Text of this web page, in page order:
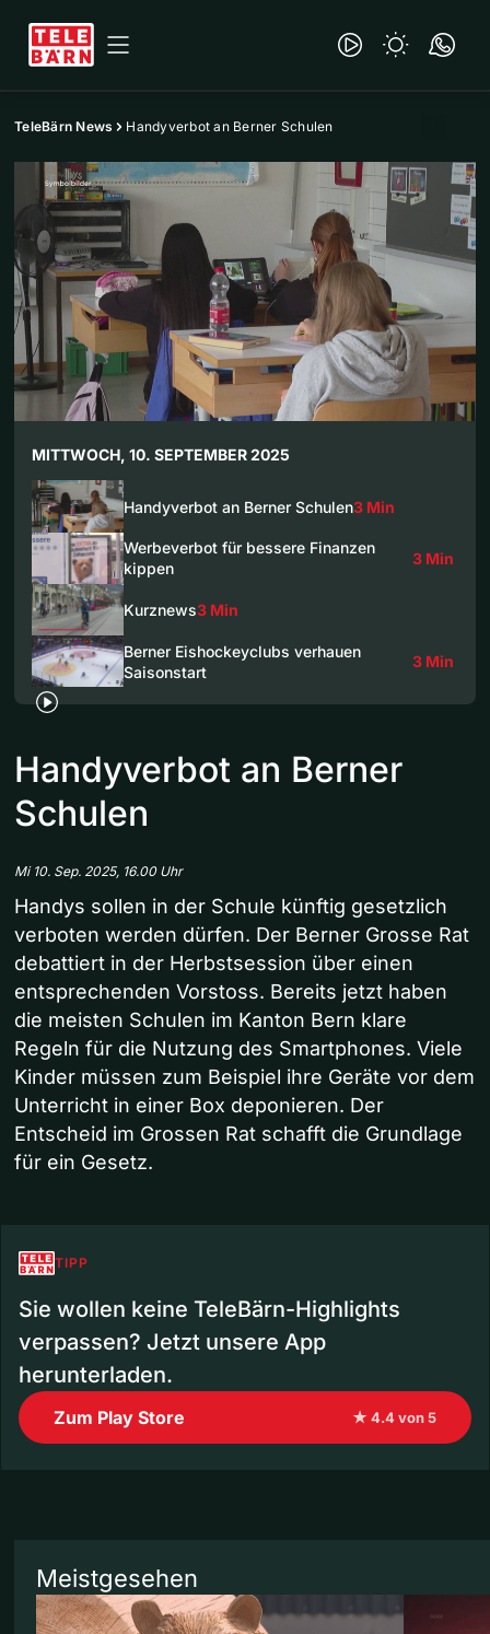
TeleBärn News Handyverbot an Berner Schulen
MITTWOCH, 10. SEPTEMBER 2025
Handyverbot an Berner Schulen3 Min
Werbeverbot für bessere Finanzen
kippen
3 Min
Kurznews3 Min
Berner Eishockeyclubs verhauen
Saisonstart
3 Min
Handyverbot an Berner
Schulen
Mi 10. Sep. 2025, 16.00 Uhr
Handys sollen in der Schule künftig gesetzlich
verboten werden dürfen. Der Berner Grosse Rat
debattiert in der Herbstsession über einen
entsprechenden Vorstoss. Bereits jetzt haben
die meisten Schulen im Kanton Bern klare
Regeln für die Nutzung des Smartphones. Viele
Kinder müssen zum Beispiel ihre Geräte vor dem
Unterricht in einer Box deponieren. Der
Entscheid im Grossen Rat schafft die Grundlage
für ein Gesetz.
TIPP
Sie wollen keine TeleBärn-Highlights
verpassen? Jetzt unsere App
herunterladen.
Zum Play Store ★ 4.4 von 5
Meistgesehen